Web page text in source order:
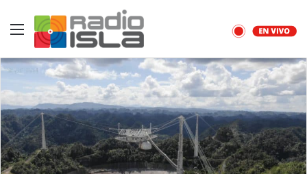
Menu